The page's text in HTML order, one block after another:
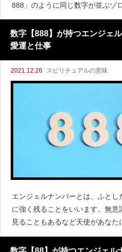
888」のように同じ数字が並ぶゾ
なりますね。特にエンジェルナ
いますしより強いエネルギーのよ
数字【888】が持つエンジェ
愛運と仕事
2021.12.26 スピリチュアルの意味
エンジェルナンバーとは、ふと
に強く残ることをいいます。無
見ることもあるなど天使があな
るのです。なかでも「888」のよ
とどんな意味があるのだろう？と